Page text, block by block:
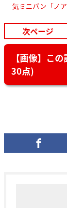
気ミニバン「ノ
次ページ
【画像】こ
30点)